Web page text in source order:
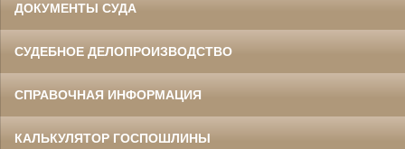
ДОКУМЕНТЫ СУДА
СУДЕБНОЕ ДЕЛОПРОИЗВОДСТВО
СПРАВОЧНАЯ ИНФОРМАЦИЯ
КАЛЬКУЛЯТОР ГОСПОШЛИНЫ